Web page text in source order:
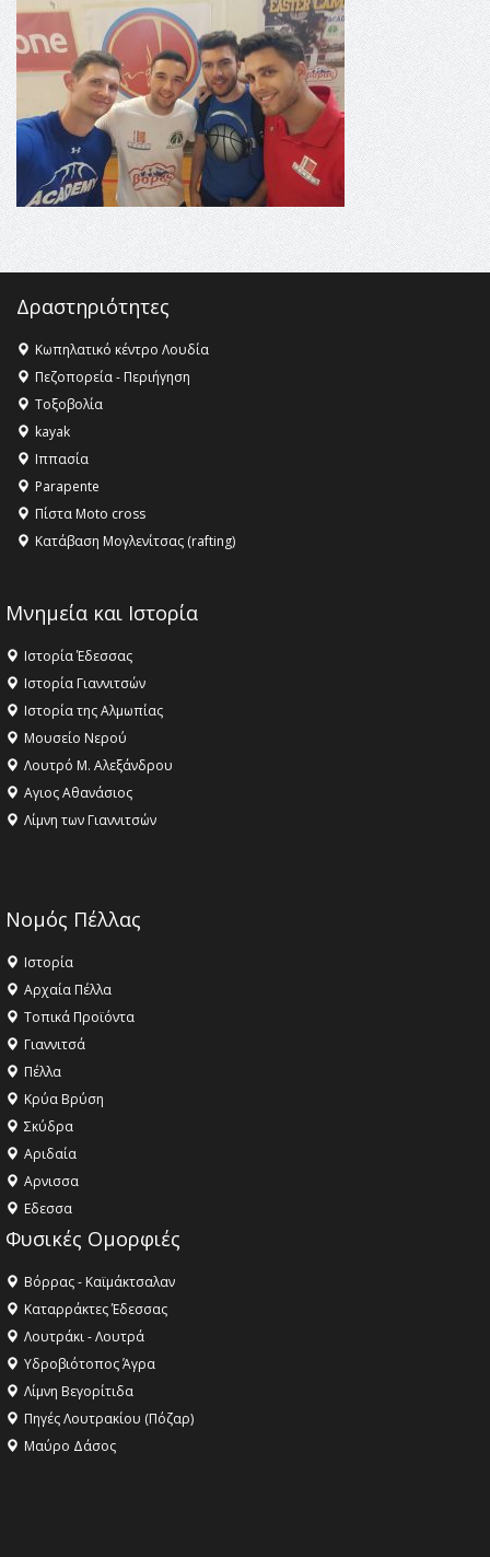
16:35 -Το πρόγραμμα του ΠΑΟΚ στον δεύτερο γύρο του
Champions League!
16:27 -Όλυμπος: Εντάχθηκε στον Κατάλογο Παγκόσμιας
Κληρονομιάς της UNESCO – Ομόφωνη η απόφαση Ο
Όλυμπος αναγνωρίστηκε ως φυσικό και πολιτιστικό
αγαθό εξέχουσας οικουμενικής αξίας για την
ανθρωπότητα
16:18 -ΕΝΟΡΙΑΚΕΣ ΚΑΛΟΚΑΙΡΙΝΕΣ ΔΡΑΣΕΙΣ ΓΙΑ ΠΑΙΔΙΑ
ΣΤΗΝ ΕΔΕΣΣΑ
Δραστηριότητες
Κωπηλατικό κέντρο Λουδία
Πεζοπορεία - Περιήγηση
Τοξοβολία
kayak
Ιππασία
Parapente
Πίστα Moto cross
Κατάβαση Μογλενίτσας (rafting)
Μνημεία και Ιστορία
Ιστορία Έδεσσας
Ιστορία Γιαννιτσών
Ιστορία της Αλμωπίας
Μουσείο Νερού
Λουτρό Μ. Αλεξάνδρου
Αγιος Αθανάσιος
Λίμνη των Γιαννιτσών
Νομός Πέλλας
Ιστορία
Αρχαία Πέλλα
Τοπικά Προϊόντα
Γιαννιτσά
Πέλλα
Κρύα Βρύση
Σκύδρα
Αριδαία
Aρνισσα
Eδεσσα
Φυσικές Ομορφιές
Βόρρας - Καϊμάκτσαλαν
Καταρράκτες Έδεσσας
Λουτράκι - Λουτρά
Υδροβιότοπος Άγρα
Λίμνη Βεγορίτιδα
Πηγές Λουτρακίου (Πόζαρ)
Μαύρο Δάσος